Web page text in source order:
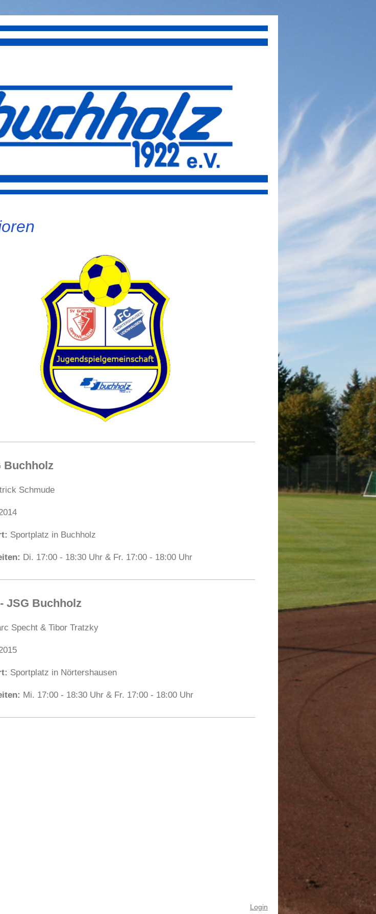
Buchholz
Schmude
Sportplatz in Buchholz
Di. 17:00 - 18:30 Uhr & Fr. 17:00 - 18:00 Uhr
JSG Buchholz
Specht & Tibor Tratzky
Sportplatz in Nörtershausen
Mi. 17:00 - 18:30 Uhr & Fr. 17:00 - 18:00 Uhr
Login